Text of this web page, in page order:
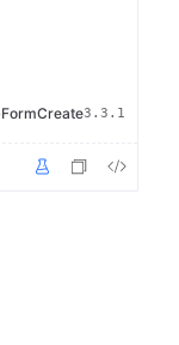
·FormCreate3.3.1